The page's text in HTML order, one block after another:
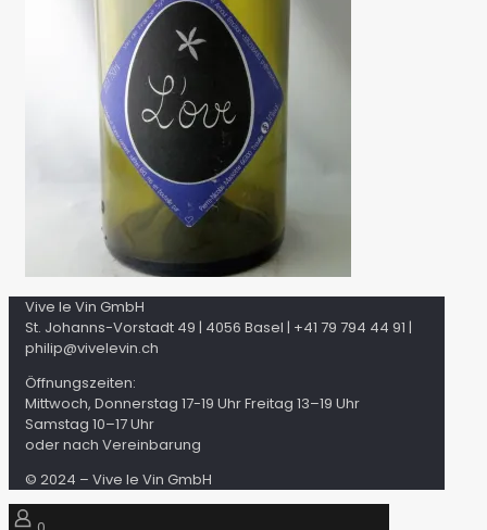
Vive le Vin GmbH
St. Johanns-Vorstadt 49 | 4056 Basel | +41 79 794 44 91 |
philip@vivelevin.ch
Öffnungszeiten:
Mittwoch, Donnerstag 17-19 Uhr Freitag 13–19 Uhr
Samstag 10–17 Uhr
oder nach Vereinbarung
© 2024 – Vive le Vin GmbH